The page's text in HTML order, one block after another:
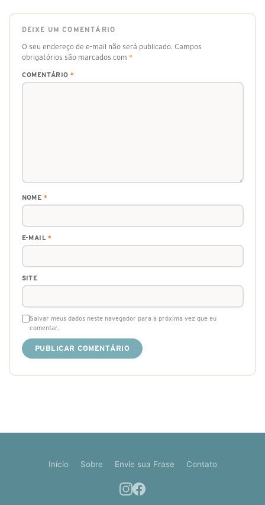
DEIXE UM COMENTÁRIO
O seu endereço de e-mail não será publicado. Campos
obrigatórios são marcados com *
COMENTÁRIO *
NOME *
E-MAIL*
SITE
Salvar meus dados neste navegador para a próxima vez que eu
comentar.
Início Sobre Envie sua Frase Contato